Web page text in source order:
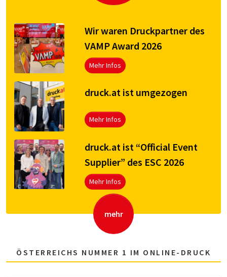
Wir waren Druckpartner des
VAMP Award 2026
Mehr Infos
druck.at ist umgezogen
Mehr Infos
druck.at ist “Official Event
Supplier” des ESC 2026
Mehr Infos
mehr
ÖSTERREICHS NUMMER 1 IM ONLINE-DRUCK